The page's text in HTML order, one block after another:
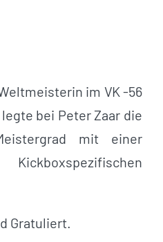
im VK -56
bei Peter Zaar die
mit einer
Gratuliert.